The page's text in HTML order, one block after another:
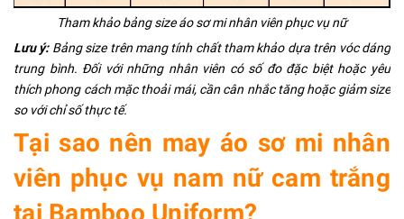
Tham khảo bảng size áo sơ mi nhân viên phục vụ nữ
Lưu ý: Bảng size trên mang tính chất tham khảo dựa trên vóc dáng
trung bình. Đối với những nhân viên có số đo đặc biệt hoặc yêu
thích phong cách mặc thoải mái, cần cân nhắc tăng hoặc giảm size
so với chỉ số thực tế.
Tại sao nên may áo sơ mi nhân
viên phục vụ nam nữ cam trắng